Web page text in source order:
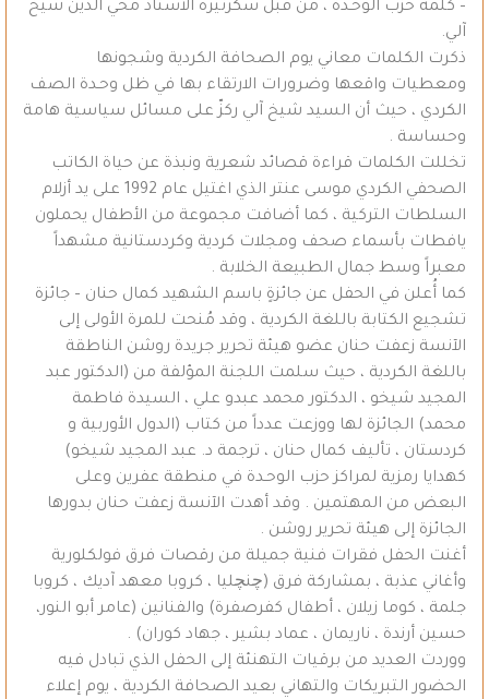
– كلمة حزب الوحـدة ، من قبل سكرتيره الأستاذ محي الدين شيخ
آلي.
ذكرت الكلمات معاني يوم الصحافة الكردية وشجونها
ومعطيات واقعها وضرورات الارتقاء بها في ظل وحـدة الصف
الكردي ، حيث أن السيد شيخ آلي ركزّ على مسائل سياسية هامة
وحساسة .
تخللت الكلمات قراءة قصائد شعرية ونبذة عن حياة الكاتب
الصحفي الكردي موسى عنتر الذي اغتيل عام 1992 على يد أزلام
السلطات التركية ، كما أضافت مجموعة من الأطفال يحملون
يافطات بأسماء صحف ومجلات كردية وكردستانية مشهداً
معبراً وسط جمال الطبيعة الخلابة .
كما أُعلن في الحفل عن جائزةٍ باسم الشهيد كمال حنان – جائزة
تشجيع الكتابة باللغة الكردية ، وقد مُنحت للمرة الأولى إلى
الآنسة زعفت حنان عضو هيئة تحرير جريدة روشن الناطقة
باللغة الكردية ، حيث سلمت اللجنة المؤلفة من (الدكتور عبد
المجيد شيخو ، الدكتور محمد عبدو علي ، السيدة فاطمة
محمد) الجائزة لها ووزعت عدداً من كتاب (الدول الأوربية و
كردستان ، تأليف كمال حنان ، ترجمة د. عبد المجيد شيخو)
كهدايا رمزية لمراكز حزب الوحـدة في منطقة عفرين وعلى
البعض من المهتمين . وقد أهدت الآنسة زعفت حنان بدورها
الجائزة إلى هيئة تحرير روشن .
أغنت الحفل فقرات فنية جميلة من رقصات فرق فولكلورية
وأغاني عذبة ، بمشاركة فرق (چنچليا ، كروبا معهد آديك ، كروبا
جلمة ، كوما زيلان ، أطفال كفرصفرة) والفنانين (عامر أبو النور،
حسين أرندة ، ناريمان ، عماد بشير ، جهاد كوران) .
ووردت العديد من برقيات التهنئة إلى الحفل الذي تبادل فيه
الحضور التبريكات والتهاني بعيد الصحافة الكردية ، يوم إعلاء